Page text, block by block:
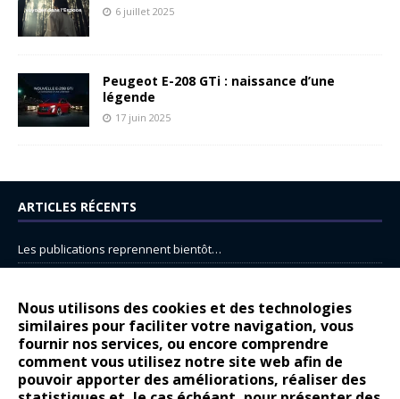
Nous utilisons des cookies et des technologies
similaires pour faciliter votre navigation, vous
fournir nos services, ou encore comprendre
comment vous utilisez notre site web afin de
pouvoir apporter des améliorations, réaliser des
6 juillet 2025
Peugeot E-208 GTi : naissance d’une
légende
17 juin 2025
ARTICLES RÉCENTS
Les publications reprennent bientôt…
14 juillet : nouveau film de marque pour Citroën
Renault Espace : voyage, voyage…
Peugeot E-208 GTi : naissance d’une légende